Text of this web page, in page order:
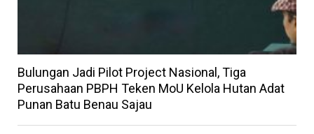
Bulungan Jadi Pilot Project Nasional, Tiga
Perusahaan PBPH Teken MoU Kelola Hutan Adat
Punan Batu Benau Sajau